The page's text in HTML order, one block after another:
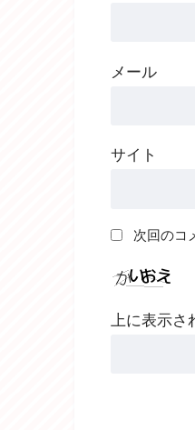
メール
サイト
次回のコ
上に表示